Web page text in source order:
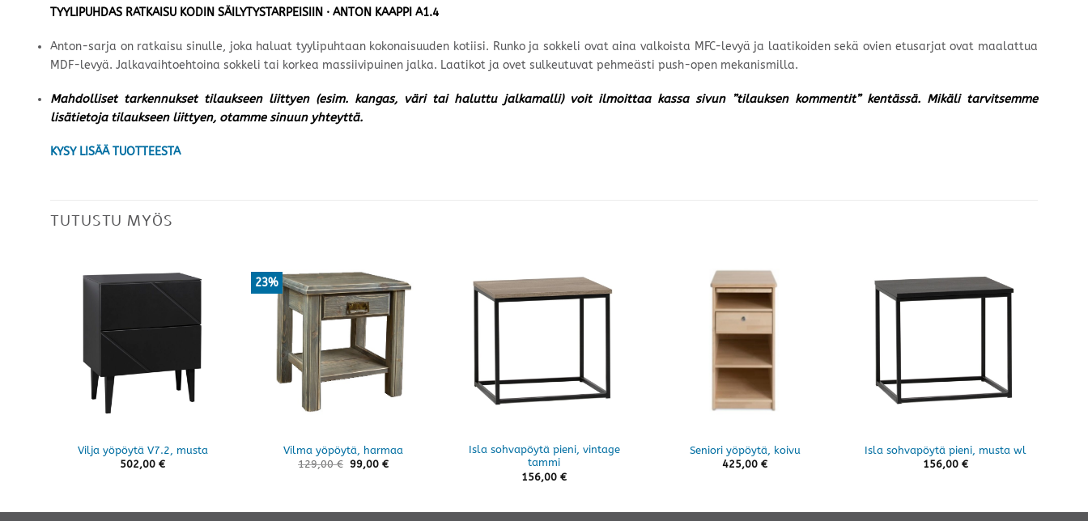
TYYLIPUHDAS RATKAISU KODIN SÄILYTYSTARPEISIIN · ANTON KAAPPI A1.4
Anton-sarja on ratkaisu sinulle, joka haluat tyylipuhtaan kokonaisuuden kotiisi. Runko ja sokkeli ovat aina valkoista MFC-levyä ja laatikoiden sekä ovien etusarjat ovat maalattua
MDF-levyä. Jalkavaihtoehtoina sokkeli tai korkea massiivipuinen jalka. Laatikot ja ovet sulkeutuvat pehmeästi push-open mekanismilla.
Mahdolliset tarkennukset tilaukseen liittyen (esim. kangas, väri tai haluttu jalkamalli) voit ilmoittaa kassa sivun ”tilauksen kommentit” kentässä. Mikäli tarvitsemme
lisätietoja tilaukseen liittyen, otamme sinuun yhteyttä.
KYSY LISÄÄ TUOTTEESTA
TUTUSTU MYÖS
Vilja yöpöytä V7.2, musta
502,00 €
23%
Vilma yöpöytä, harmaa
129,00€ 99,00 €
Isla sohvapöytä pieni, vintage
tammi
156,00 €
Seniori yöpöytä, koivu
425,00 €
Isla sohvapöytä pieni, musta wl
156,00 €